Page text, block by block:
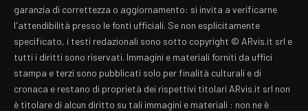
garanzia di correttezza o aggiornamento: si invita a verificarne
l'attendibilità presso le fonti ufficiali. Se non esplicitamente
specificato, i testi redazionali sono sotto copyright © ARvis.it srl e
tutti i diritti sono riservati. Immagini e materiali forniti da uffici
stampa e terzi sono pubblicati solo per finalità culturali e di
cronaca e restano di proprietà dei rispettivi titolari ARvis.it srl non
è titolare di alcun diritto su tali immagini e materiali : non ne è